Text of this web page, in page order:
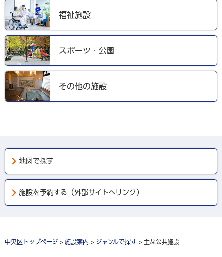
福祉施設
スポーツ・公園
その他の施設
地図で探す
施設を予約する（外部サイトへリンク）
中央区トップページ > 施設案内 > ジャンルで探す > 主な公共施設